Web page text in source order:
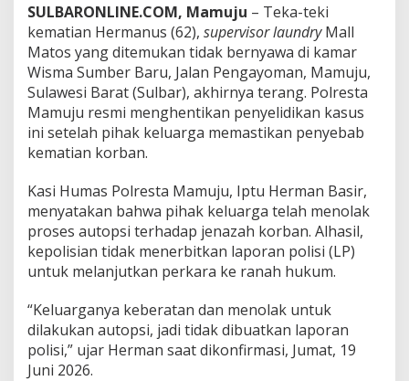
a
n
K
a
r
y
a
w
a
t
o
s
i
i
s
m
SULBARONLINE.COM, Mamuju – Teka-teki
kematian Hermanus (62), supervisor laundryMall
Matos yang ditemukan tidak bernyawa di kamar
Wisma Sumber Baru, Jalan Pengayoman, Mamuju,
Sulawesi Barat (Sulbar), akhirnya terang. Polresta
Mamuju resmi menghentikan penyelidikan kasus
ini setelah pihak keluarga memastikan penyebab
kematian korban.
Kasi Humas Polresta Mamuju, Iptu Herman Basir,
menyatakan bahwa pihak keluarga telah menolak
proses autopsi terhadap jenazah korban. Alhasil,
kepolisian tidak menerbitkan laporan polisi (LP)
untuk melanjutkan perkara ke ranah hukum.
“Keluarganya keberatan dan menolak untuk
dilakukan autopsi, jadi tidak dibuatkan laporan
polisi,” ujar Herman saat dikonfirmasi, Jumat, 19
Juni 2026.